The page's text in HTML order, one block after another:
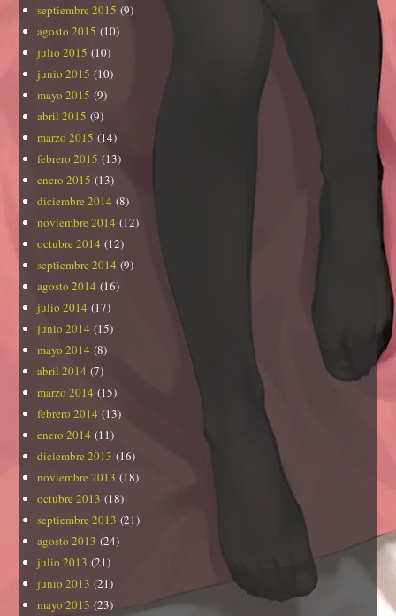
septiembre 2015 (9)
agosto 2015 (10)
julio 2015 (10)
junio 2015 (10)
mayo 2015 (9)
abril 2015 (9)
marzo 2015 (14)
febrero 2015 (13)
enero 2015 (13)
diciembre 2014 (8)
noviembre 2014 (12)
octubre 2014 (12)
septiembre 2014 (9)
agosto 2014 (16)
julio 2014 (17)
junio 2014 (15)
mayo 2014 (8)
abril 2014 (7)
marzo 2014 (15)
febrero 2014 (13)
enero 2014 (11)
diciembre 2013 (16)
noviembre 2013 (18)
octubre 2013 (18)
septiembre 2013 (21)
agosto 2013 (24)
julio 2013 (21)
junio 2013 (21)
mayo 2013 (23)